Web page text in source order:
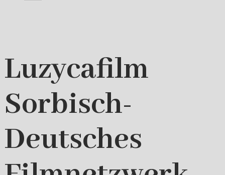
Luzycafilm
Sorbisch-
Deutsches